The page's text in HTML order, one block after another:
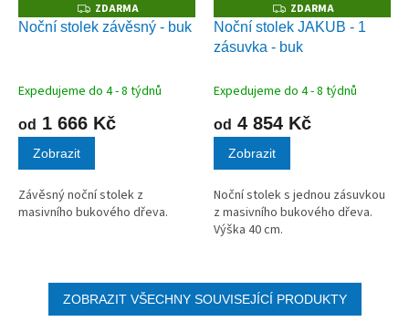
Z
D
A
ZDARMA
Noční stolek závěsný - buk
Expedujeme do 4 - 8 týdnů
od 1 666 Kč
Zobrazit
Závěsný noční stolek z
masivního bukového dřeva.
Z
D
A
R
ZDARMA
Noční stolek JAKUB - 1
zásuvka - buk
Expedujeme do 4 - 8 týdnů
od 4 854 Kč
Zobrazit
Noční stolek s jednou zásuvkou
z masivního bukového dřeva.
Výška 40 cm.
ZOBRAZIT VŠECHNY SOUVISEJÍCÍ PRODUKTY